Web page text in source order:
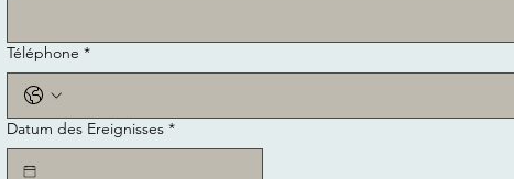
Téléphone *
Datum des Ereignisses *